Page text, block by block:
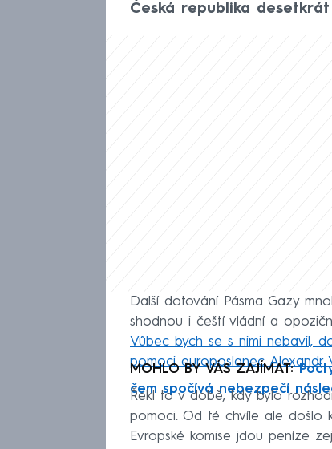
Česká republika
Další dotování Pásma Gazy
shodnou i čeští vládní a
Vůbec bych se s nimi nebavil,
pomoci europoslanec Alexandr
MOHLO BY VÁS ZAJÍMAT:
čem spočívá nebezpečí
Řekl to v době, kdy bylo
pomoci. Od té chvíle ale došlo
Evropské komise jdou peníze